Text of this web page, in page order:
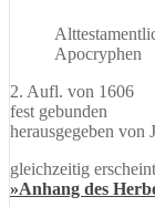
Apocryphen
2. Aufl. von 1606
fest gebunden
herausgegeben von
gleichzeitig
»Anhang des